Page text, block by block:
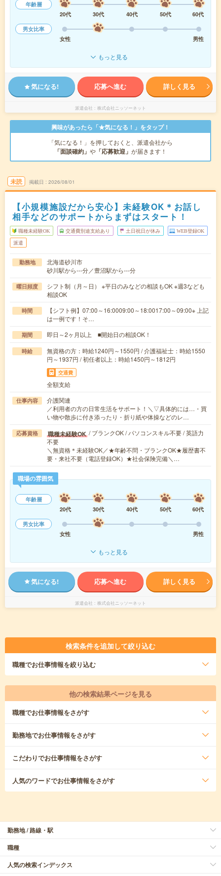
年齢層
20代
30代 40代 50代
60代
男女比率
女性
男性
もっと見る
気になる! 応募へ進む 詳しく見る
派遣会社 株式会社ニッソーネット
興味があったら「★気になる！」をタップ！
「気になる！」を押しておくと、派遣会社から
「面談確約」 や 「応募歓迎」 が届きます！
未読 掲載日 2026/08/01
【小規模施設だから安心】未経験OK＊お話し
相手などのサポートからまずはスタート！
職種未経験OK 交通費別途支給あり 土日祝日が休み WEB登録OK
派遣
勤務地
北海道砂川市
砂川駅から---分／豊沼駅から---分
曜日頻度
シフト制（月～日） ※平日のみなどの相談もOK ※週3なども
相談OK
時間
【シフト例】07:00～16:0009:00～18:0017:00～09:00※ 上記
は一例です！そ…
期間 即日～2ヶ月以上 ■開始日の相談OK！
時給
無資格の方：時給1240円～1550円 / 介護福祉士：時給1550
円～1937円 / 初任者以上：時給1450円～1812円
交通費
全額支給
仕事内容
介護関連
／利用者の方の日常生活をサポート！＼▽具体的には…・買
い物や散歩に付き添ったり・折り紙や体操などのレ…
応募資格 職種未経験OK / ブランクOK / パソコンスキル不要 / 英語力
不要
＼無資格＊未経験OK／★年齢不問・ブランクOK★履歴書不
要・来社不要（電話登録OK）★社会保険完備＼…
職場の雰囲気
年齢層
20代
30代 40代 50代
60代
男女比率
女性
男性
もっと見る
気になる! 応募へ進む 詳しく見る
派遣会社 株式会社ニッソーネット
検索条件を追加して絞り込む
職種でお仕事情報を絞り込む
他の検索結果ページを見る
職種でお仕事情報をさがす
勤務地でお仕事情報をさがす
こだわりでお仕事情報をさがす
人気のワードでお仕事情報をさがす
勤務地 / 路線・駅
職種
人気の検索インデックス